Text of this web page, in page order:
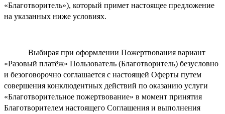
«Благотворитель»), который примет настоящее предложение
на указанных ниже условиях.
Выбирая при оформлении Пожертвования вариант
«Разовый платёж» Пользователь (Благотворитель) безусловно
и безоговорочно соглашается с настоящей Оферты путем
совершения конклюдентных действий по оказанию услуги
«Благотворительное пожертвование» в момент принятия
Благотворителем настоящего Соглашения и выполнения